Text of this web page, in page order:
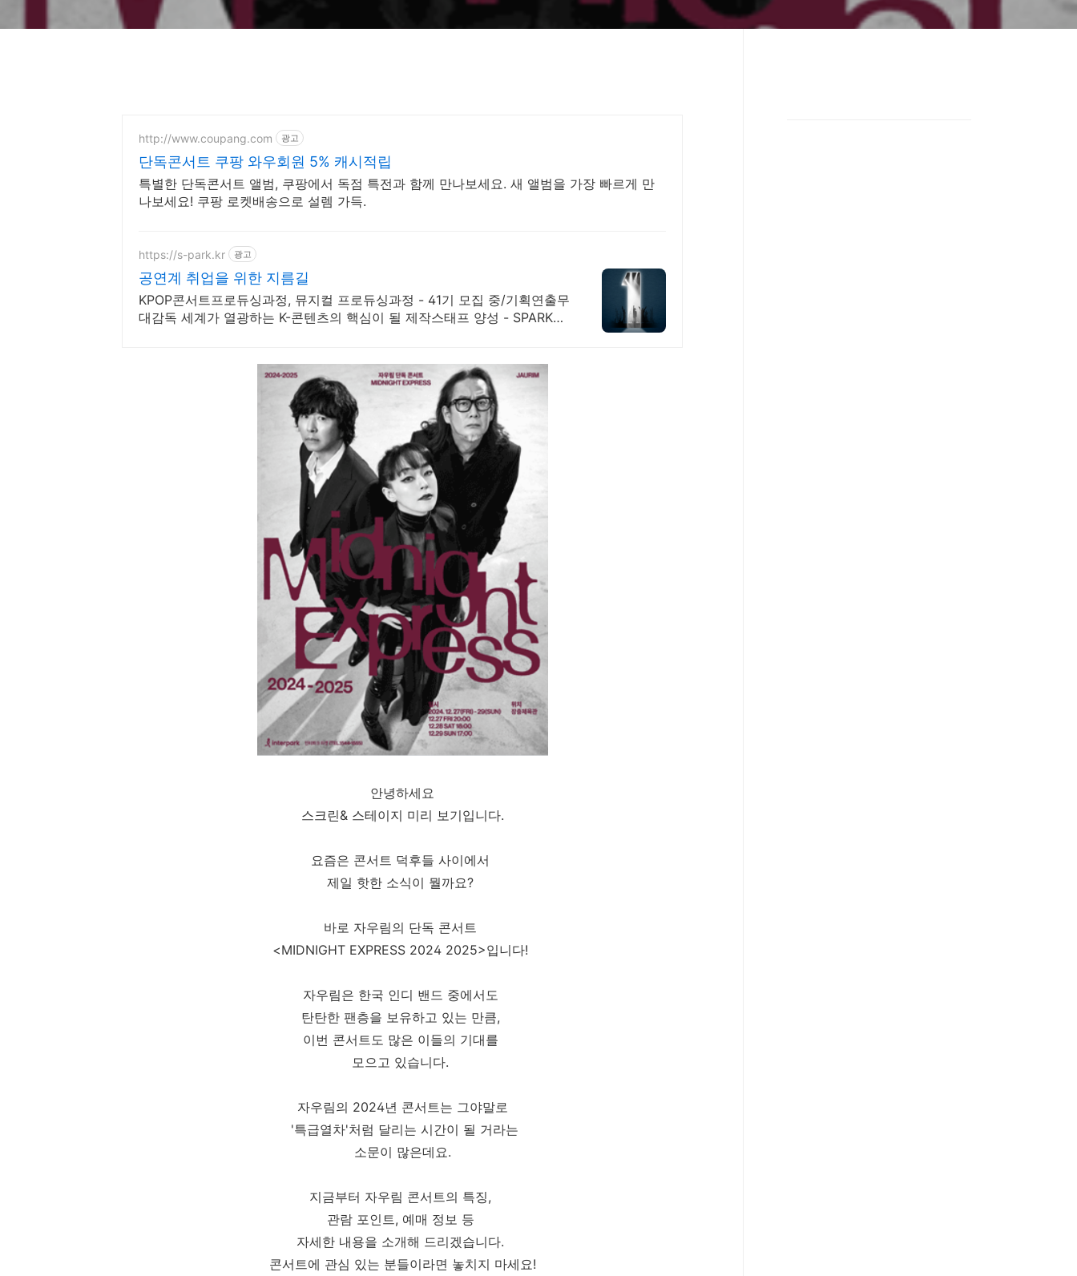
http://www.coupang.com 광고
단독콘서트 쿠팡 와우회원 5% 캐시적립
특별한 단독콘서트 앨범, 쿠팡에서 독점 특전과 함께 만나보세요. 새 앨범을 가장 빠르게 만
나보세요! 쿠팡 로켓배송으로 설렘 가득.
https://s-park.kr 광고
공연계 취업을 위한 지름길
KPOP콘서트프로듀싱과정, 뮤지컬 프로듀싱과정 - 41기 모집 중/기획연출무
대감독 세계가 열광하는 K-콘텐츠의 핵심이 될 제작스태프 양성 - SPARK가
안녕하세요
스크린& 스테이지 미리 보기입니다.
요즘은 콘서트 덕후들 사이에서
제일 핫한 소식이 뭘까요?
바로 자우림의 단독 콘서트
<MIDNIGHT EXPRESS 2024 2025>입니다!
자우림은 한국 인디 밴드 중에서도
탄탄한 팬층을 보유하고 있는 만큼,
이번 콘서트도 많은 이들의 기대를
모으고 있습니다.
자우림의 2024년 콘서트는 그야말로
'특급열차'처럼 달리는 시간이 될 거라는
소문이 많은데요.
지금부터 자우림 콘서트의 특징,
관람 포인트, 예매 정보 등
자세한 내용을 소개해 드리겠습니다.
콘서트에 관심 있는 분들이라면 놓치지 마세요!